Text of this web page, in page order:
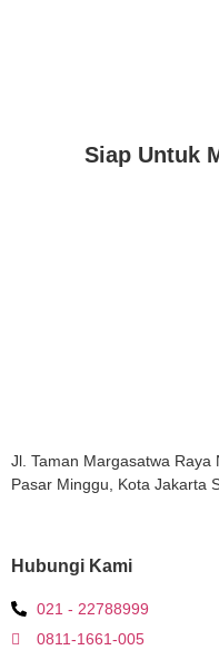
Siap Untuk
Jl. Taman Margasatwa Raya
Pasar Minggu, Kota Jakarta
Hubungi Kami
021 - 22788999
0811-1661-005